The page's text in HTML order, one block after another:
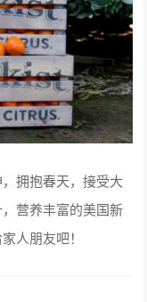
拥抱春天，接受大
营养丰富的美国新
人朋友吧！